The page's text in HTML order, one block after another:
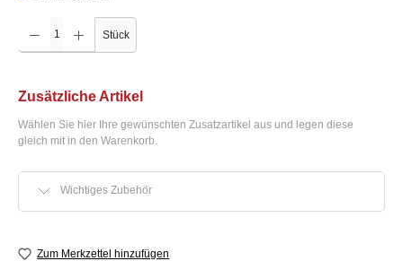
Produkt Anzahl: Gib den gewünschten Wert ein oder benutze die Schaltflächen um die
Stück
Zusätzliche Artikel
Wählen Sie hier Ihre gewünschten Zusatzartikel aus und legen diese
gleich mit in den Warenkorb.
Wichtiges Zubehör
Zum Merkzettel hinzufügen